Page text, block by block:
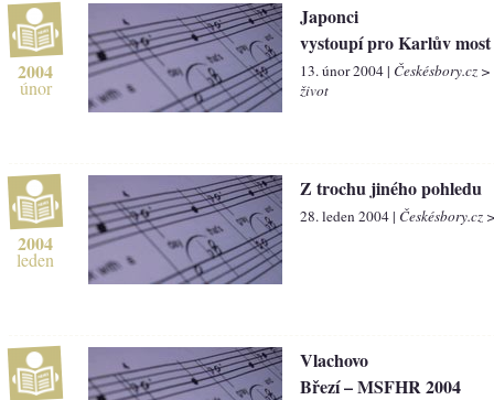
2004
únor
Japonci
vystoupí pro Karlův most
13. únor 2004 | Českésbory.cz
život
2004
leden
Z trochu jiného pohledu
28. leden 2004 | Českésbory.cz
Vlachovo
Březí – MSFHR 2004